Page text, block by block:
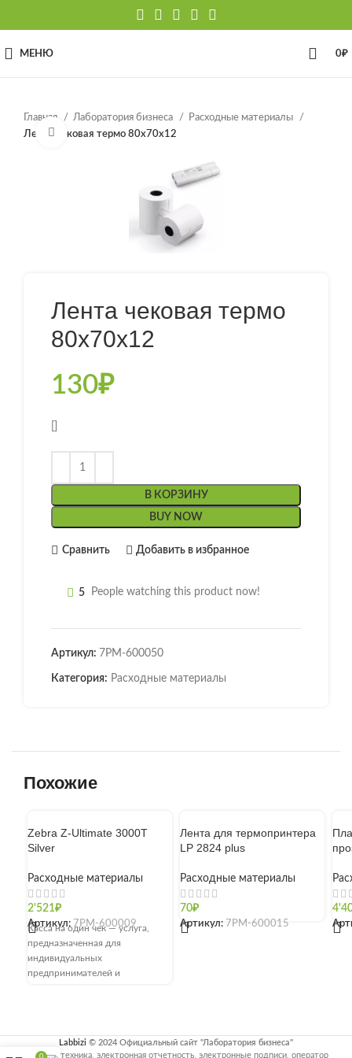
МЕНЮ 0₽
Главная Лаборатория бизнеса
Расходные материалы
Лента чековая термо 80х70х12
Нажмите, чтобы увеличить
Лента чековая термо
80х70х12
130₽
В КОРЗИНУ
BUY NOW
Сравнить Добавить в избранное
5 People watching this product now!
Артикул: 7РМ-600050
Категория: Расходные материалы
Похожие
Zebra Z-Ultimate 3000T
Silver
Расходные материалы
2'521₽
Артикул: 7РМ-600009
Касса на один чек — услуга,
предназначенная для
индивидуальных
предпринимателей и
Лента для термопринтера
LP 2824 plus
Расходные материалы
70₽
Артикул: 7РМ-600015
Labbizi © 2024 Официальный сайт "Лаборатория бизнеса"
Кассовая техника, электронная отчетность, электронные подписи, оператор